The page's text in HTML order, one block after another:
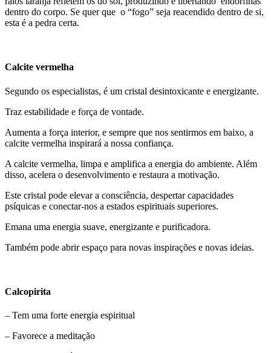
dentro do corpo. Se quer que o “fogo” seja reacendido dentro de si,
esta é a pedra certa.
Calcite vermelha
Segundo os especialistas, é um cristal desintoxicante e energizante.
Traz estabilidade e força de vontade.
Aumenta a força interior, e sempre que nos sentirmos em baixo, a
calcite vermelha inspirará a nossa confiança.
A calcite vermelha, limpa e amplifica a energia do ambiente. Além
disso, acelera o desenvolvimento e restaura a motivação.
Este cristal pode elevar a consciência, despertar capacidades
psíquicas e conectar-nos a estados espirituais superiores.
Emana uma energia suave, energizante e purificadora.
Também pode abrir espaço para novas inspirações e novas ideias.
Calcopirita
– Tem uma forte energia espiritual
– Favorece a meditação